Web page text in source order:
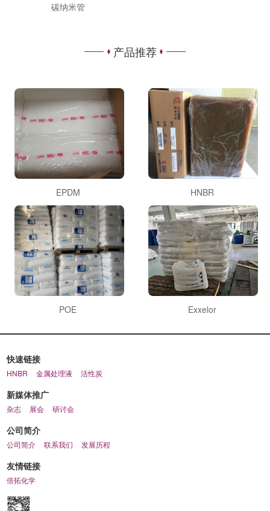
碳纳米管
产品推荐
EPDM HNBR
POE Exxelor
快速链接
HNBR 金属处理液 活性炭
新媒体推广
杂志 展会 研讨会
公司简介
公司简介 联系我们 发展历程
友情链接
倍拓化学